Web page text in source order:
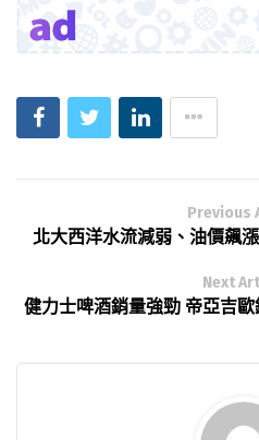
Previous
北大西洋水流減弱、油價飆
Next
健力士啤酒銷量強勁 帝亞吉